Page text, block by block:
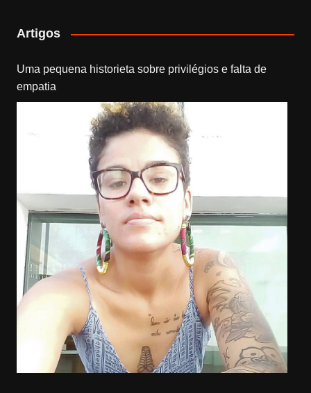
Artigos
Uma pequena historieta sobre privilégios e falta de
empatia